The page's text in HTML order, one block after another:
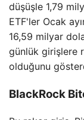
düşüşle 1,79
ETF'ler Ocak
16,59 milyar
günlük girişlere
olduğunu
BlackRock